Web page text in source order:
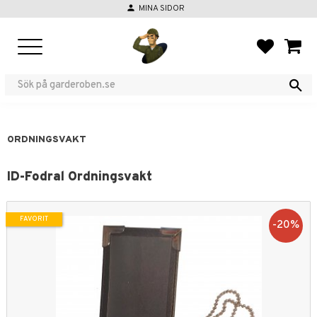
person MINA SIDOR
ORDNINGSVAKT
ID-Fodral Ordningsvakt
20%
FAVORIT